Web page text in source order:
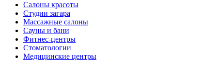
Салоны красоты
Студии загара
Массажные салоны
Сауны и бани
Фитнес-центры
Стоматологии
Медицинские центры